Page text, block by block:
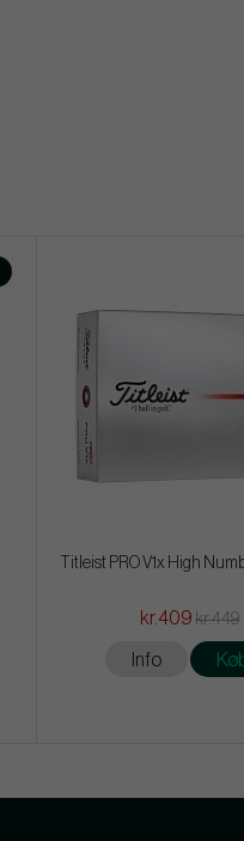
Titleist PRO V1x High
kr.409 kr.449
Info